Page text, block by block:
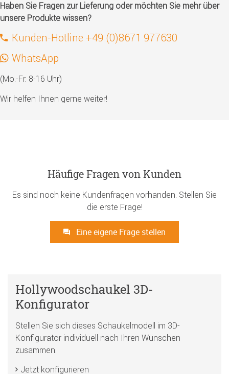
Haben Sie Fragen zur Lieferung oder möchten Sie mehr über
unsere Produkte wissen?
Kunden-Hotline +49 (0)8671 977630
WhatsApp
(Mo.-Fr. 8-16 Uhr)
Wir helfen Ihnen gerne weiter!
Häufige Fragen von Kunden
Es sind noch keine Kundenfragen vorhanden. Stellen Sie
die erste Frage!
Eine eigene Frage stellen
Hollywoodschaukel 3D-
Konfigurator
Stellen Sie sich dieses Schaukelmodell im 3D-
Konfigurator individuell nach Ihren Wünschen
zusammen.
Jetzt konfigurieren